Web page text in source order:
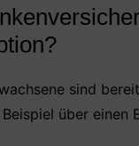
sind
über einen